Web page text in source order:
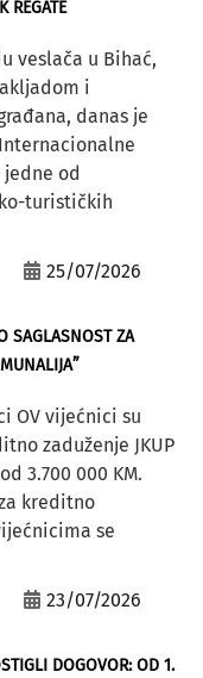
REGATE
veslača u Bihać,
i
danas je
od
turističkih
25/07/2026
SAGLASNOST ZA
OV vijećnici su
zaduženje JKUP
3.700 000 KM.
kreditno
se
23/07/2026
DOGOVOR: OD 1.